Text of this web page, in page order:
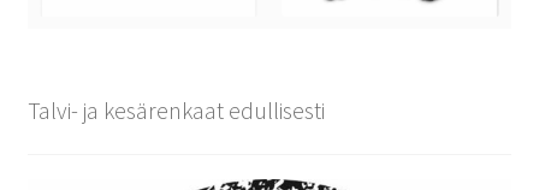
Talvi- ja kesärenkaat edullisesti